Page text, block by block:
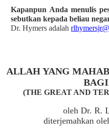
Kapanpun Anda menulis
sebutkan kepada beliau
Dr. Hymers adalah
ALLAH YANG
(THE GREAT AND
oleh Dr. R.
diterjemahkan